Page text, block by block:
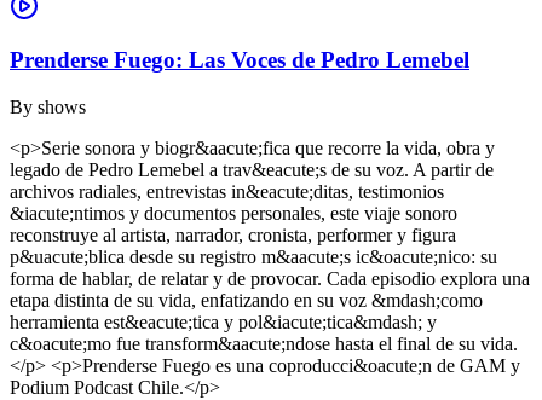
Prenderse Fuego: Las Voces de Pedro Lemebel
By shows
<p>Serie sonora y biogr&aacute;fica que recorre la vida, obra y
legado de Pedro Lemebel a trav&eacute;s de su voz. A partir de
archivos radiales, entrevistas in&eacute;ditas, testimonios
&iacute;ntimos y documentos personales, este viaje sonoro
reconstruye al artista, narrador, cronista, performer y figura
p&uacute;blica desde su registro m&aacute;s ic&oacute;nico: su
forma de hablar, de relatar y de provocar. Cada episodio explora una
etapa distinta de su vida, enfatizando en su voz &mdash;como
herramienta est&eacute;tica y pol&iacute;tica&mdash; y
c&oacute;mo fue transform&aacute;ndose hasta el final de su vida.
</p> <p>Prenderse Fuego es una coproducci&oacute;n de GAM y
Podium Podcast Chile.</p>